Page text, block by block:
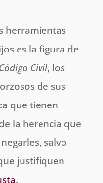
herramientas
es la figura de
Código Civil, los
de sus
que tienen
la herencia que
salvo
justifiquen
.